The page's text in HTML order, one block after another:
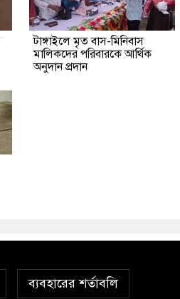
টাঙ্গাইলে মৃত বাস-মিনিবাস
মালিকদের পরিবারকে আর্থিক
অনুদান প্রদান
ব্যবহারের শর্তাবলি